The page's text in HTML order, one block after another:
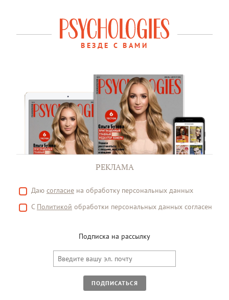
ВЕЗДЕ С ВАМИ
РЕКЛАМА
Даю согласие на обработку персональных данных
С Политикой обработки персональных данных согласен
Подписка на рассылку
ПОДПИСАТЬСЯ